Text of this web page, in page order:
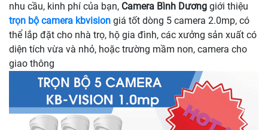
nhu cầu, kinh phí của bạn, Camera Bình Dương giới thiệu
trọn bộ camera kbvision giá tốt dòng 5 camera 2.0mp, có
thể lắp đặt cho nhà trọ, hộ gia đình, các xưởng sản xuất có
diện tích vừa và nhỏ, hoặc trường mầm non, camera cho
giao thông